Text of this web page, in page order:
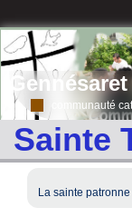
Gennésaret
communauté
Sainte
La sainte